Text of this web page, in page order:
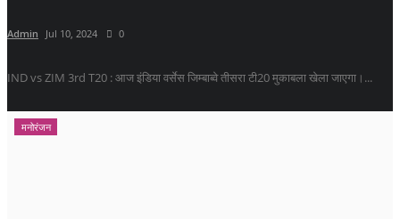
Admin Jul 10, 2024 0
IND vs ZIM 3rd T20 : आज इंडिया वर्सेस जिम्बाब्वे तीसरा टी20 मुकाबला खेला जाएगा।...
मनोरंजन